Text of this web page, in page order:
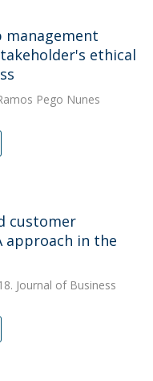
management
ethical
Pego Nunes
customer
approach in the
Journal of Business